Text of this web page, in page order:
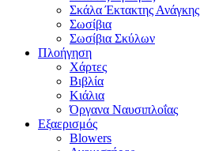
Σκάλα Έκτακτης Ανάγκης
Σωσίβια
Σωσίβια Σκύλων
Πλοήγηση
Χάρτες
Βιβλία
Κιάλια
Όργανα Ναυσιπλοΐας
Εξαερισμός
Blowers